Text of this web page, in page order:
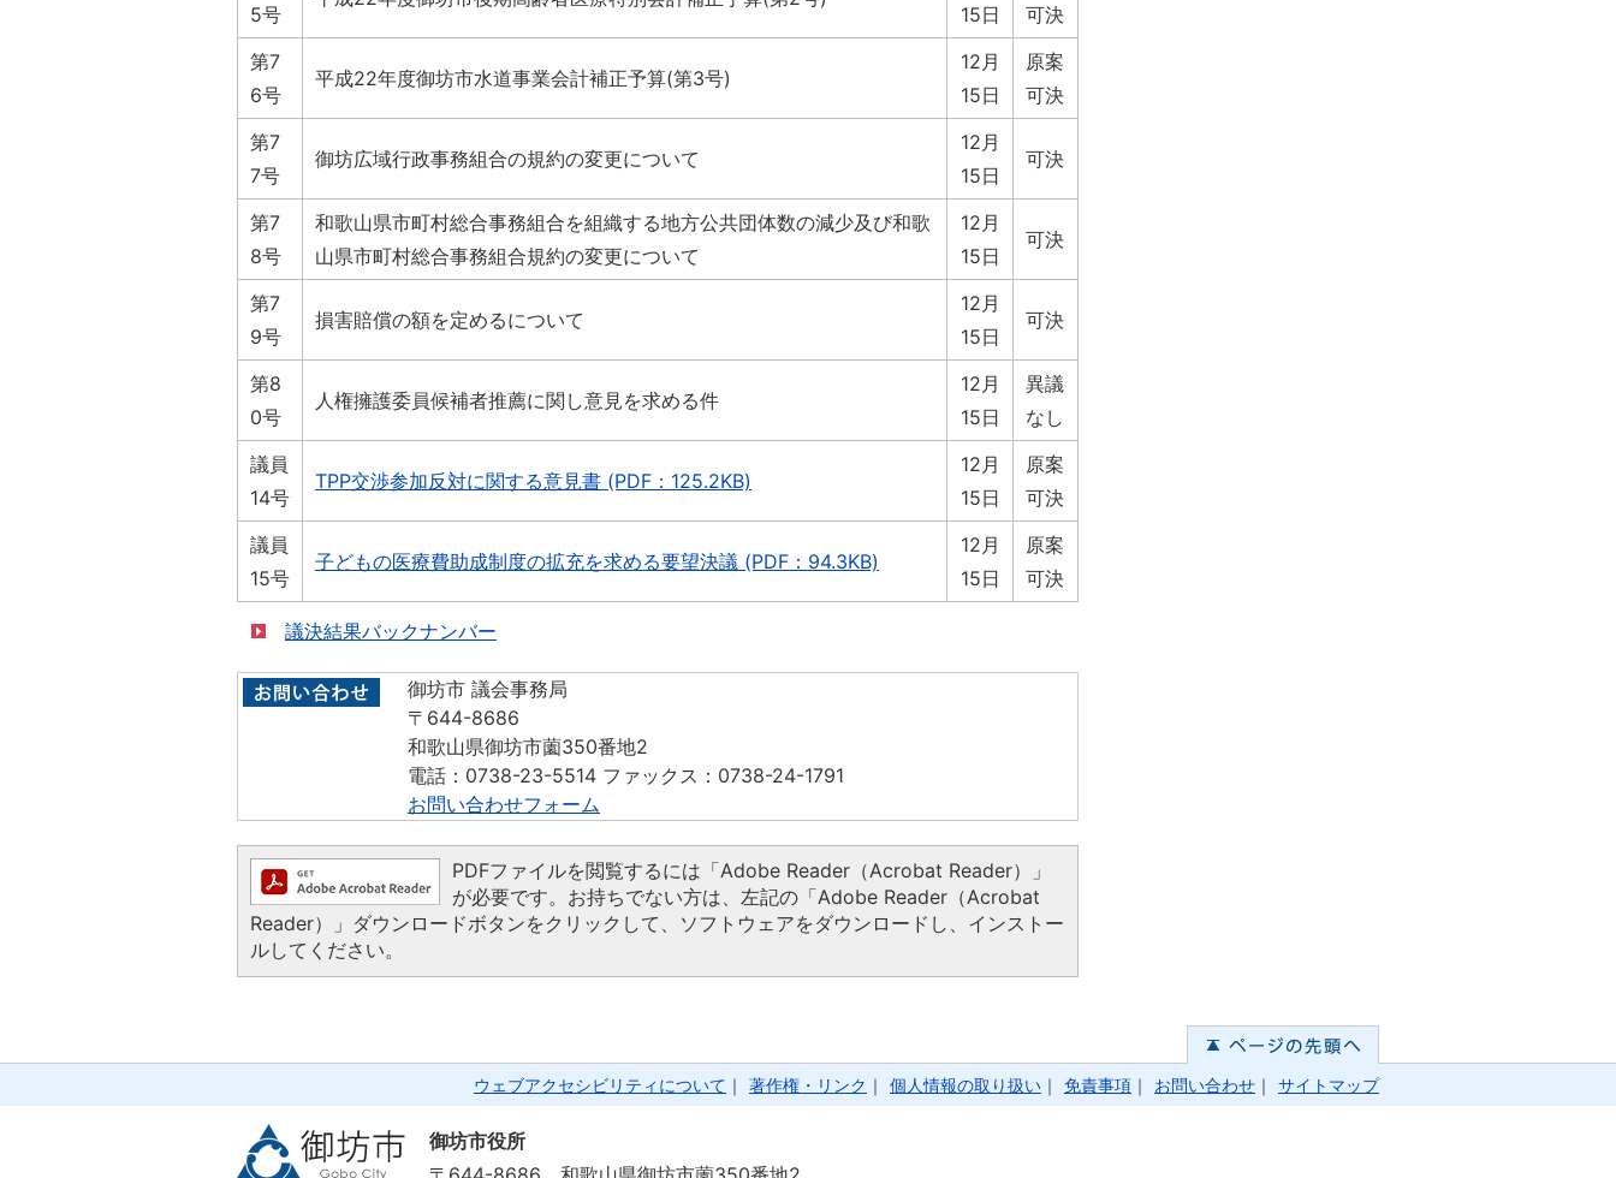
5号
15日
可決
第7
6号
平成22年度御坊市水道事業会計補正予算(第3号)
12月
15日
原案
可決
第7
7号
御坊広域行政事務組合の規約の変更について
12月
15日
可決
第7
8号
和歌山県市町村総合事務組合を組織する地方公共団体数の減少及び和歌
山県市町村総合事務組合規約の変更について
12月
15日
可決
第7
9号
損害賠償の額を定めるについて
12月
15日
可決
第8
0号
人権擁護委員候補者推薦に関し意見を求める件
12月
15日
異議
なし
議員
14号
TPP交渉参加反対に関する意見書 (PDF：125.2KB)
12月
15日
原案
可決
議員
15号
子どもの医療費助成制度の拡充を求める要望決議 (PDF：94.3KB)
12月
15日
原案
可決
議決結果バックナンバー
御坊市 議会事務局
〒644-8686
和歌山県御坊市薗350番地2
電話：0738-23-5514 ファックス：0738-24-1791
お問い合わせフォーム
PDFファイルを閲覧するには「Adobe Reader（Acrobat Reader）」
が必要です。お持ちでない方は、左記の「Adobe Reader（Acrobat
Reader）」ダウンロードボタンをクリックして、ソフトウェアをダウンロードし、インストー
ルしてください。
ウェブアクセシビリティについて ｜ 著作権・リンク ｜ 個人情報の取り扱い ｜ 免責事項 ｜ お問い合わせ ｜ サイトマップ
御坊市役所